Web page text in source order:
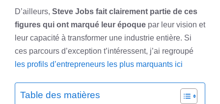
D’ailleurs, Steve Jobs fait clairement partie de ces
figures qui ont marqué leur époque par leur vision et
leur capacité à transformer une industrie entière. Si
ces parcours d’exception t’intéressent, j’ai regroupé
les profils d’entrepreneurs les plus marquants ici
Table des matières